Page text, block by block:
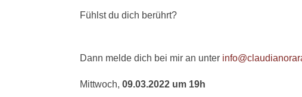
Fühlst du dich berührt?
Dann melde dich bei mir an unter
Mittwoch,09.03.2022 um 19h